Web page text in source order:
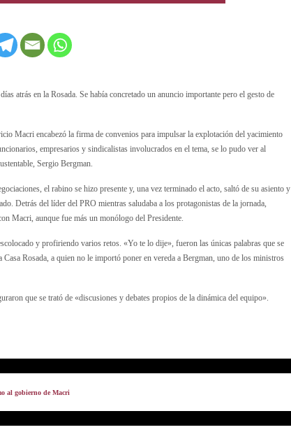
atrás en la Rosada. Se había concretado un anuncio importante pero el gesto de
Macri encabezó la firma de convenios para impulsar la explotación del yacimiento
empresarios y sindicalistas involucrados en el tema, se lo pudo ver al
Sergio Bergman.
el rabino se hizo presente y, una vez terminado el acto, saltó de su asiento y
Detrás del líder del PRO mientras saludaba a los protagonistas de la jornada,
Macri, aunque fue más un monólogo del Presidente.
y profiriendo varios retos. «Yo te lo dije», fueron las únicas palabras que se
Rosada, a quien no le importó poner en vereda a Bergman, uno de los ministros
que se trató de «discusiones y debates propios de la dinámica del equipo».
al gobierno de Macri